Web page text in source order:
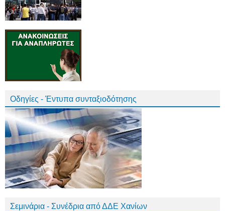
Οδηγίες - Έντυπα συνταξιοδότησης
Σεμινάρια - Συνέδρια από ΔΔΕ Χανίων